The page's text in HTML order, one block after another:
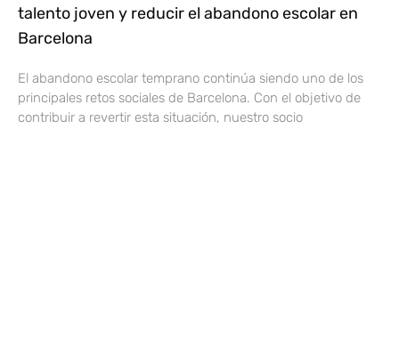
talento joven y reducir el abandono escolar en
Barcelona
El abandono escolar temprano continúa siendo uno de los
principales retos sociales de Barcelona. Con el objetivo de
contribuir a revertir esta situación, nuestro socio